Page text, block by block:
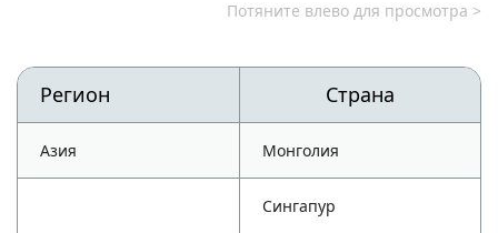
Регион Страна
Азия Монголия
Сингапур